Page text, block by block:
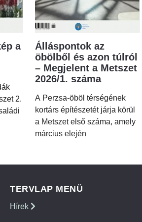
a
2.
Álláspontok az
öbölből és azon túlról
– Megjelent a Metszet
2026/1. száma
A Perzsa-öböl térségének
kortárs építészetét járja körül
a Metszet első száma, amely
március elején
TERVLAP MENÜ
Hírek